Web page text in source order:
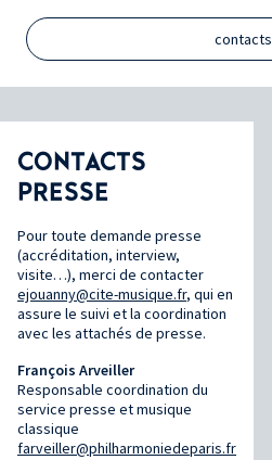
contacts
CONTACTS
PRESSE
Pour toute demande presse
(accréditation, interview,
visite…), merci de contacter
ejouanny@cite-musique.fr, qui en
assure le suivi et la coordination
avec les attachés de presse.
François Arveiller
Responsable coordination du
service presse et musique
classique
farveiller@philharmoniedeparis.fr